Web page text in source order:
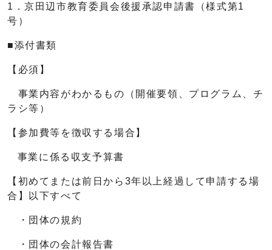
1．京田辺市教育委員会後援承認申請書（様式第1
号）
■添付書類
【必須】
事業内容がわかるもの（開催要領、プログラム、チ
ラシ等）
【参加費等を徴収する場合】
事業に係る収支予算書
【初めてまたは前日から3年以上経過して申請する場
合】以下すべて
・団体の規約
・団体の会計報告書